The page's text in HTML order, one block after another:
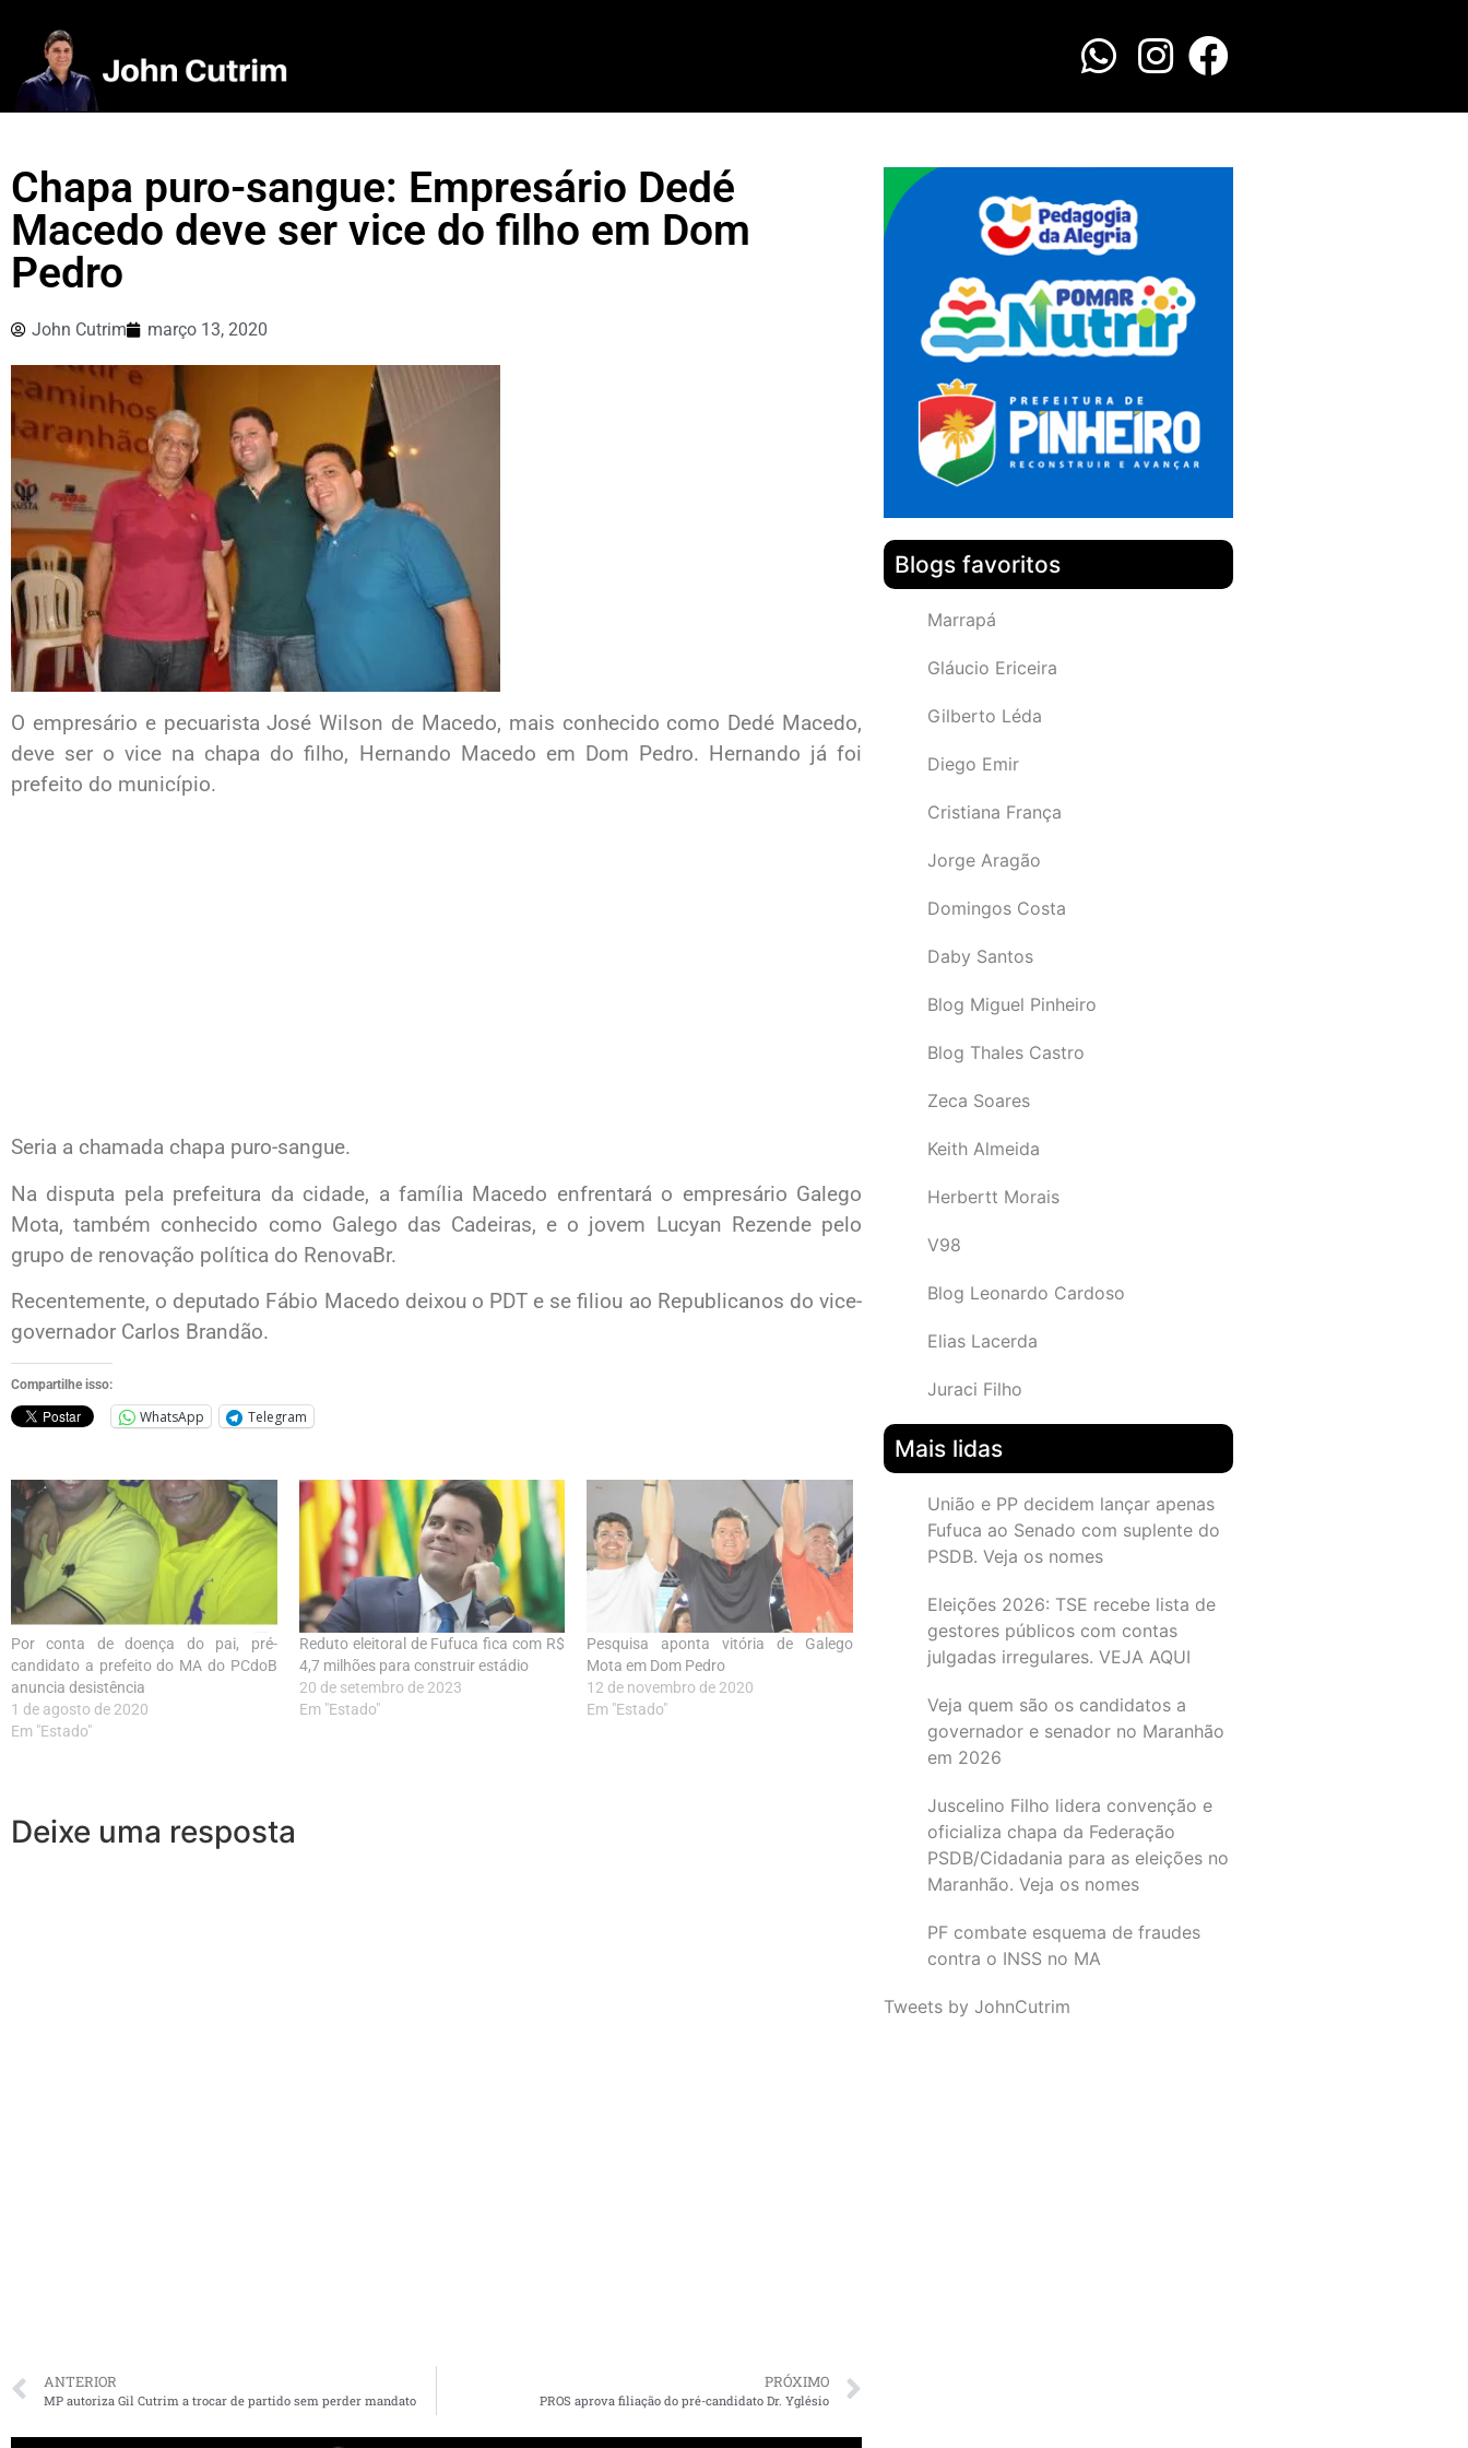
Chapa puro-sangue: Empresário Dedé
Macedo deve ser vice do filho em Dom
Pedro
John Cutrim março 13, 2020
O empresário e pecuarista José Wilson de Macedo, mais conhecido como Dedé Macedo,
deve ser o vice na chapa do filho, Hernando Macedo em Dom Pedro. Hernando já foi
prefeito do município.
Seria a chamada chapa puro-sangue.
Na disputa pela prefeitura da cidade, a família Macedo enfrentará o empresário Galego
Mota, também conhecido como Galego das Cadeiras, e o jovem Lucyan Rezende pelo
grupo de renovação política do RenovaBr.
Recentemente, o deputado Fábio Macedo deixou o PDT e se filiou ao Republicanos do vice-
governador Carlos Brandão.
Compartilhe isso:
WhatsApp Telegram
Por conta de doença do pai, pré-
candidato a prefeito do MA do PCdoB
anuncia desistência
1 de agosto de 2020
Em "Estado"
Reduto eleitoral de Fufuca fica com R$
4,7 milhões para construir estádio
20 de setembro de 2023
Em "Estado"
Pesquisa aponta vitória de Galego
Mota em Dom Pedro
12 de novembro de 2020
Em "Estado"
Deixe uma resposta
ANTERIOR
MP autoriza Gil Cutrim a trocar de partido sem perder mandato
PRÓXIMO
PROS aprova filiação do pré-candidato Dr. Yglésio
Blogs favoritos
Marrapá
Gláucio Ericeira
Gilberto Léda
Diego Emir
Cristiana França
Jorge Aragão
Domingos Costa
Daby Santos
Blog Miguel Pinheiro
Blog Thales Castro
Zeca Soares
Keith Almeida
Herbertt Morais
V98
Blog Leonardo Cardoso
Elias Lacerda
Juraci Filho
Mais lidas
União e PP decidem lançar apenas
Fufuca ao Senado com suplente do
PSDB. Veja os nomes
Eleições 2026: TSE recebe lista de
gestores públicos com contas
julgadas irregulares. VEJA AQUI
Veja quem são os candidatos a
governador e senador no Maranhão
em 2026
Juscelino Filho lidera convenção e
oficializa chapa da Federação
PSDB/Cidadania para as eleições no
Maranhão. Veja os nomes
PF combate esquema de fraudes
contra o INSS no MA
Tweets by JohnCutrim